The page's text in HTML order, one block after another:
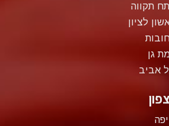
תקווה
לציון
גן
אביב